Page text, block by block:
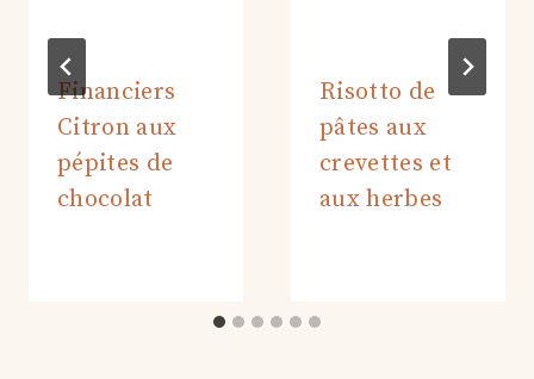
Financiers
Citron aux
pépites de
chocolat
Risotto de
pâtes aux
crevettes et
aux herbes